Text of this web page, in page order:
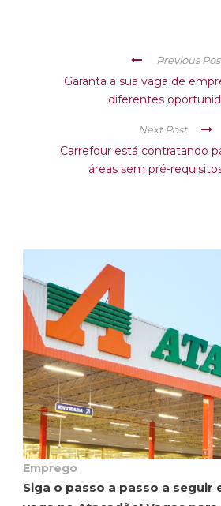
Previous
Garanta a sua vaga de
diferentes
Next Post
Carrefour está contratando
áreas sem pré-
Emprego
Siga o passo a passo a seguir